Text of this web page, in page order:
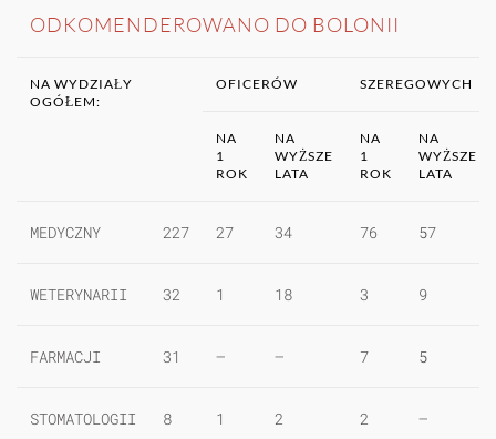
ODKOMENDEROWANO DO BOLONII
NA WYDZIAŁY
OGÓŁEM:
OFICERÓW SZEREGOWYCH
NA
1
ROK
NA
WYŻSZE
LATA
NA
1
ROK
NA
WYŻSZE
LATA
MEDYCZNY 227 27 34 76 57
WETERYNARII 32 1 18 3 9
FARMACJI 31 — — 7 5
STOMATOLOGII 8 1 2 2 —